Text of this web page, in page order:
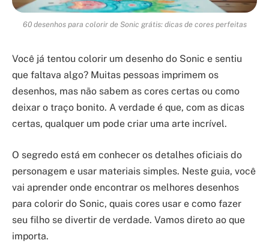
60 desenhos para colorir de Sonic grátis: dicas de cores perfeitas
Você já tentou colorir um desenho do Sonic e sentiu
que faltava algo? Muitas pessoas imprimem os
desenhos, mas não sabem as cores certas ou como
deixar o traço bonito. A verdade é que, com as dicas
certas, qualquer um pode criar uma arte incrível.
O segredo está em conhecer os detalhes oficiais do
personagem e usar materiais simples. Neste guia, você
vai aprender onde encontrar os melhores desenhos
para colorir do Sonic, quais cores usar e como fazer
seu filho se divertir de verdade. Vamos direto ao que
importa.